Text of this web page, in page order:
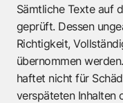
Sämtliche Texte auf
geprüft. Dessen
Richtigkeit,
übernommen
haftet nicht für
verspäteten Inhalten